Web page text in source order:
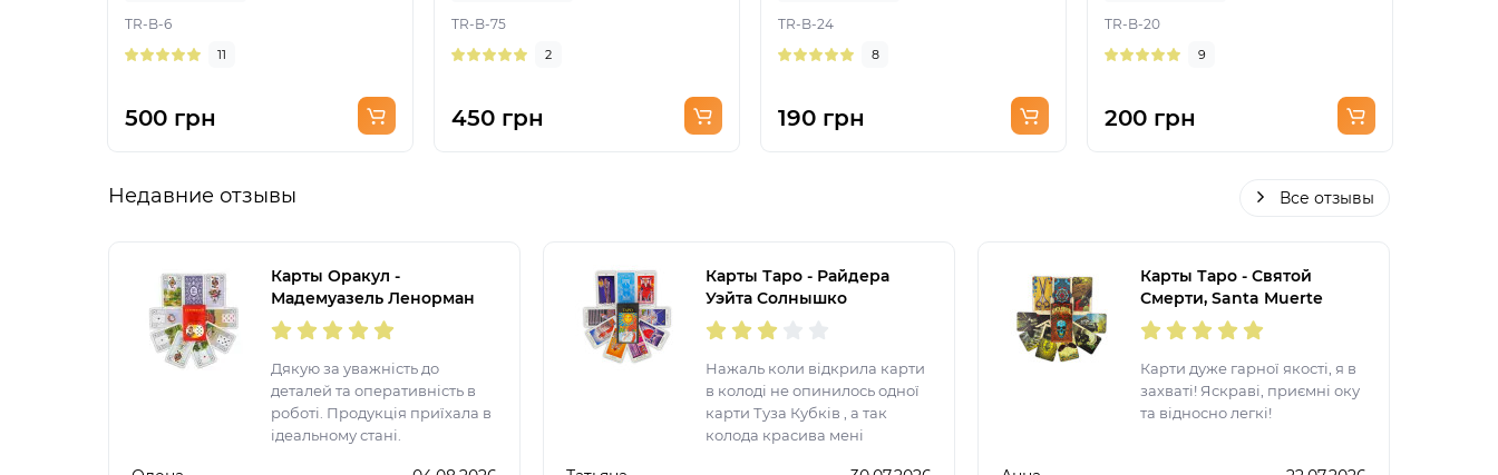
TR-B-6
11
500 грн
TR-B-75
2
450 грн
TR-B-24
8
190 грн
TR-B-20
9
200 грн
Недавние отзывы Все отзывы
Карты Оракул -
Мадемуазель Ленорман
Дякую за уважність до
деталей та оперативність в
роботі. Продукція приїхала в
ідеальному стані.
Карты Таро - Райдера
Уэйта Солнышко
(Украинская версия)
Нажаль коли відкрила карти
в колоді не опинилось одної
карти Туза Кубків , а так
колода красива мені
Карты Таро - Святой
Смерти, Santa Muerte
Карти дуже гарної якості, я в
захваті! Яскраві, приємні оку
та відносно легкі!